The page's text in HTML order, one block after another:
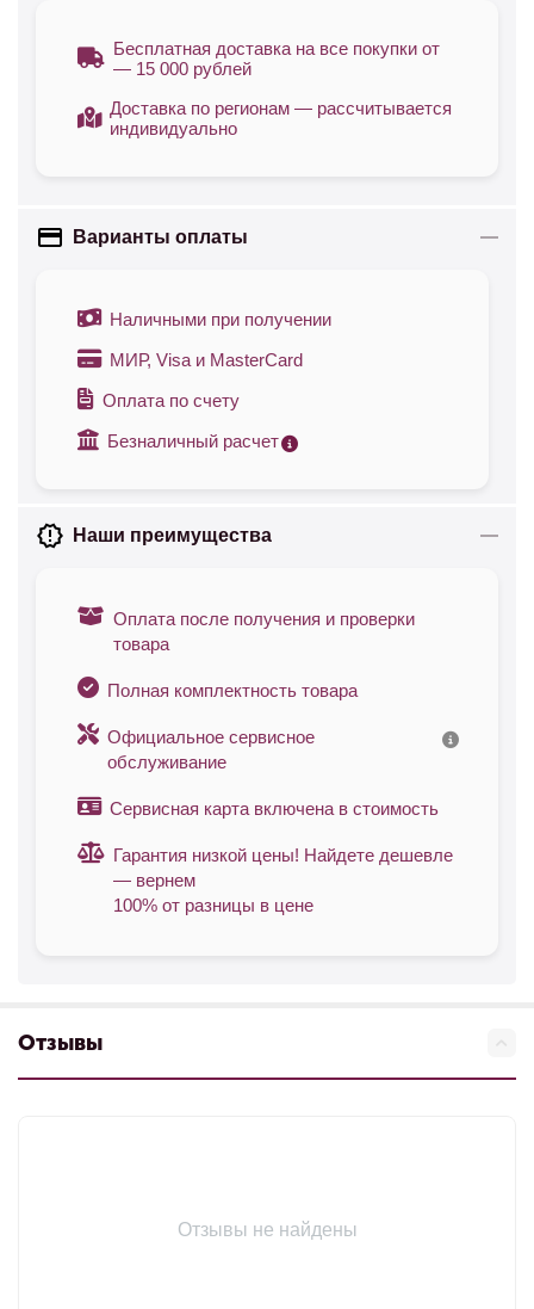
Бесплатная доставка на все покупки от
— 15 000 рублей
Доставка по регионам — рассчитывается
индивидуально
Варианты оплаты
Наличными при получении
МИР, Visa и MasterCard
Оплата по счету
Безналичный расчет
Наши преимущества
Оплата после получения и проверки
товара
Полная комплектность товара
Официальное сервисное
обслуживание
Сервисная карта включена в стоимость
Гарантия низкой цены! Найдете дешевле
— вернем
100% от разницы в цене
Отзывы
Отзывы не найдены